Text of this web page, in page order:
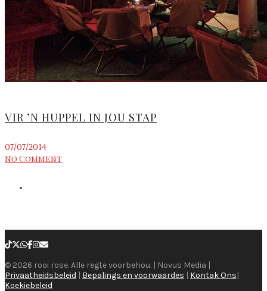
VIR ’N HUPPEL IN JOU STAP
07/07/2014
No Comment
© 2026 rooi rose. Alle regte voorbehou. | Novus Media |
Privaatheidsbeleid | Bepalings en voorwaardes | Kontak Ons|
Koekiebeleid